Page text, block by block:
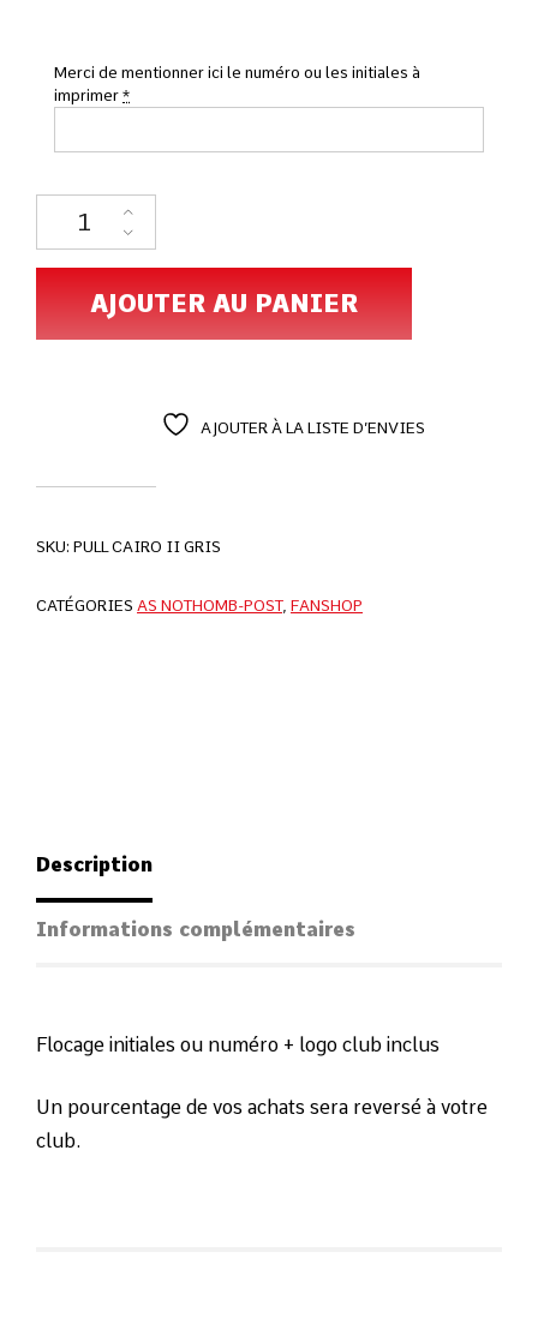
Merci de mentionner ici le numéro ou les initiales à
imprimer *
AJOUTER AU PANIER
AJOUTER À LA LISTE D’ENVIES
SKU: PULL CAIRO II GRIS
CATÉGORIES AS NOTHOMB-POST, FANSHOP
Description
Informations complémentaires
Flocage initiales ou numéro + logo club inclus
Un pourcentage de vos achats sera reversé à votre
club.